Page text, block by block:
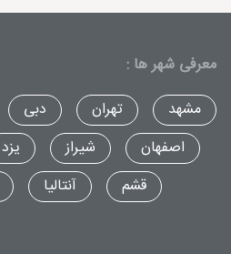
هتل پارس شیراز، هتلی با 2 برج در شیراز
معرفی شهر ها :
مشهد
تهران دبی
اصفهان
شیراز یزد
قشم
آنتالیا